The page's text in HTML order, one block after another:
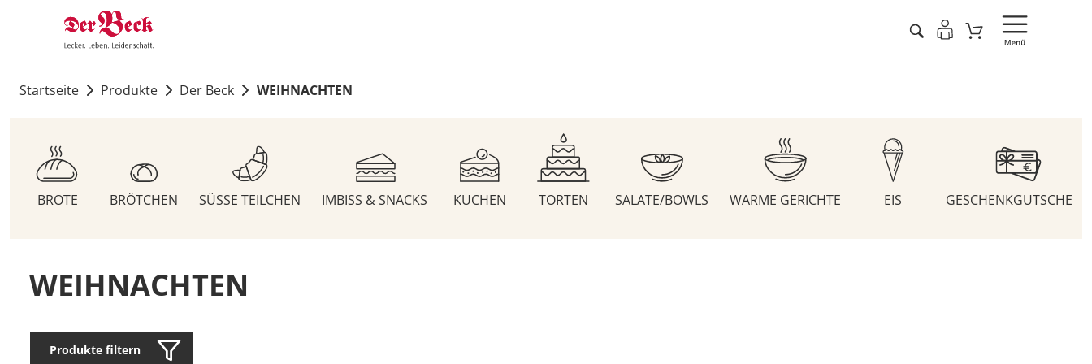
Startseite Produkte Der Beck WEIHNACHTEN
BROTE BRÖTCHEN SÜSSE TEILCHEN IMBISS & SNACKS KUCHEN TORTEN SALATE/BOWLS WARME GERICHTE EIS GESCHENKGUTSCHEINE
WEIHNACHTEN
Produkte filtern